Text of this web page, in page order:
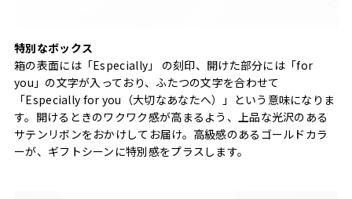
特別なボックス
箱の表面には「Especially」 の刻印、開けた部分には「for
you」の文字が入っており、ふたつの文字を合わせて
「Especially for you（大切なあなたへ）」という意味になりま
す。開けるときのワクワク感が高まるよう、上品な光沢のある
サテンリボンをおかけしてお届け。高級感のあるゴールドカラ
ーが、ギフトシーンに特別感をプラスします。